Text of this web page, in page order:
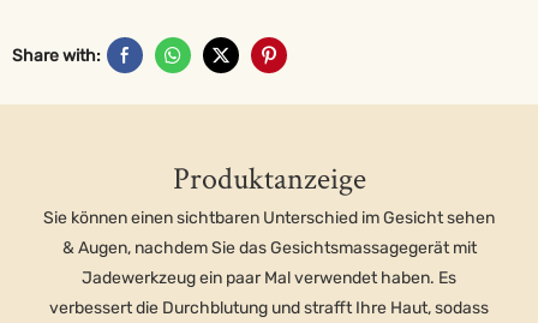
Share with:
Produktanzeige
Sie können einen sichtbaren Unterschied im Gesicht sehen
& Augen, nachdem Sie das Gesichtsmassagegerät mit
Jadewerkzeug ein paar Mal verwendet haben. Es
verbessert die Durchblutung und strafft Ihre Haut, sodass